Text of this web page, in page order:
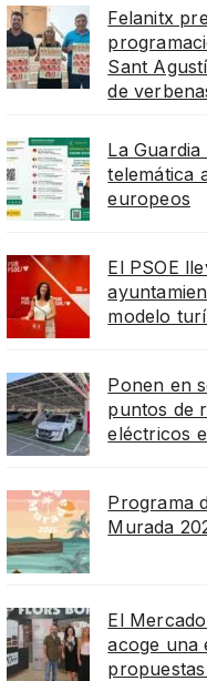
Felanitx
Sant
de
La
telemática
europeos
El PSOE
modelo
Ponen en
puntos de
eléctricos
Programa
Murada
El
acoge una